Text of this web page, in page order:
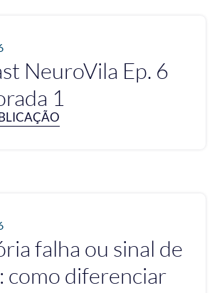
NeuroVila Ep. 6
1
falha ou sinal de
como diferenciar